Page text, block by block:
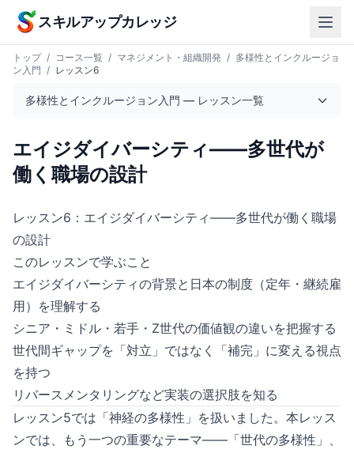
本文へスキップ
スキルアップカレッジ
トップ / コース一覧 / マネジメント・組織開発 / 多様性とインクルージョ
ン入門 / レッスン6
多様性とインクルージョン入門 — レッスン一覧
エイジダイバーシティ——多世代が
働く職場の設計
レッスン6：エイジダイバーシティ——多世代が働く職場
の設計
このレッスンで学ぶこと
エイジダイバーシティの背景と日本の制度（定年・継続雇
用）を理解する
シニア・ミドル・若手・Z世代の価値観の違いを把握する
世代間ギャップを「対立」ではなく「補完」に変える視点
を持つ
リバースメンタリングなど実装の選択肢を知る
レッスン5では「神経の多様性」を扱いました。本レッス
ンでは、もう一つの重要なテーマ——「世代の多様性」、